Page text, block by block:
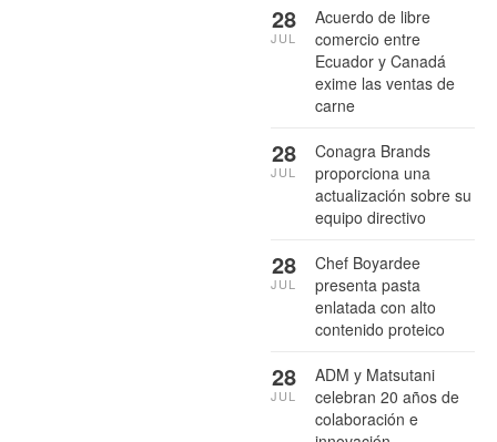
Acuerdo de libre
comercio entre
Ecuador y Canadá
exime las ventas de
carne
28
JUL
Conagra Brands
proporciona una
actualización sobre su
equipo directivo
28
JUL
Chef Boyardee
presenta pasta
enlatada con alto
contenido proteico
28
JUL
ADM y Matsutani
celebran 20 años de
colaboración e
28
JUL